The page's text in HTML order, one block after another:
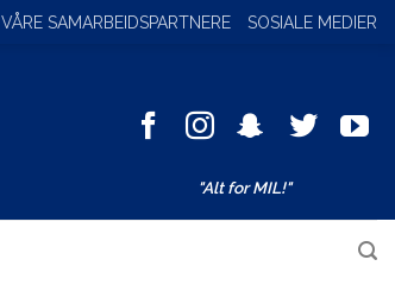
VÅRE SAMARBEIDSPARTNERE SOSIALE MEDIER
"Alt for MIL!"